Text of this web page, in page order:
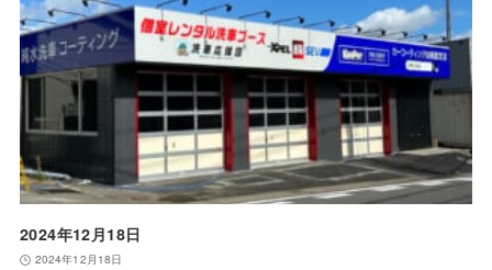
2024年12月18日
2024年12月18日